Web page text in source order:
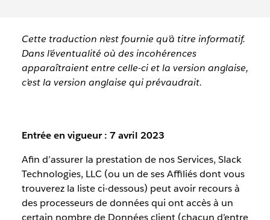
Cette traduction n’est fournie qu’à titre informatif.
Dans l’éventualité où des incohérences
apparaîtraient entre celle-ci et la version anglaise,
c’est la version anglaise qui prévaudrait.
Entrée en vigueur : 7 avril 2023
Afin d’assurer la prestation de nos Services, Slack
Technologies, LLC (ou un de ses Affiliés dont vous
trouverez la liste ci-dessous) peut avoir recours à
des processeurs de données qui ont accès à un
certain nombre de Données client (chacun d’entre